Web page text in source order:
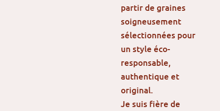
partir de graines
soigneusement
sélectionnées pour
un style éco-
responsable,
authentique et
original.
Je suis fière de